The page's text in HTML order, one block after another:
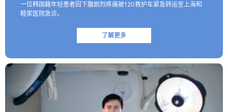
一位韩国籍年轻患者因下腹剧烈疼痛被120救护车紧急转运至上海和
睦家医院急诊。
了解更多